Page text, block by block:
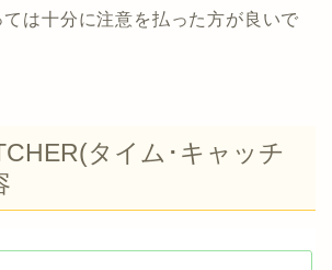
は十分に注意を払った方が良いで
タイム･キャッチ